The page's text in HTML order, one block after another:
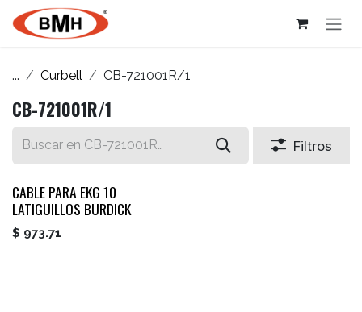
Ir al contenido
... Curbell CB-721001R/1
CB-721001R/1
Filtros
CABLE PARA EKG 10
LATIGUILLOS BURDICK
$ 973.71